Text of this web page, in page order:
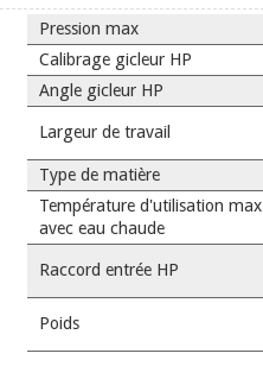
Pression max
Calibrage gicleur HP
Angle gicleur HP
Largeur de travail
Type de matière
Température d'utilisation max
avec eau chaude
Raccord entrée HP
Poids